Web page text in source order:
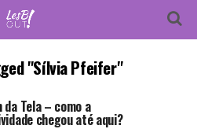
"Sílvia Pfeifer"
da Tela – como a
chegou até aqui?